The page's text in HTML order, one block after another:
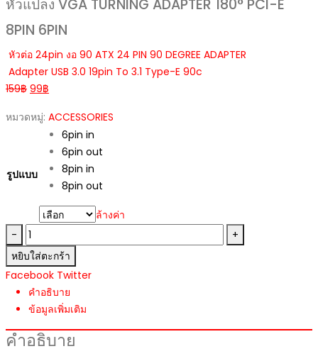
หัวแปลง VGA TURNING ADAPTER 180° PCI-E
8PIN 6PIN
หัวต่อ 24pin งอ 90 ATX 24 PIN 90 DEGREE ADAPTER
Adapter USB 3.0 19pin To 3.1 Type-E 90c
159฿ 99฿
หมวดหมู่: ACCESSORIES
รูปแบบ
6pin in
6pin out
8pin in
8pin out
ล้างค่า
-
+
หยิบใส่ตะกร้า
Facebook Twitter
คำอธิบาย
ข้อมูลเพิ่มเติม
คำอธิบาย